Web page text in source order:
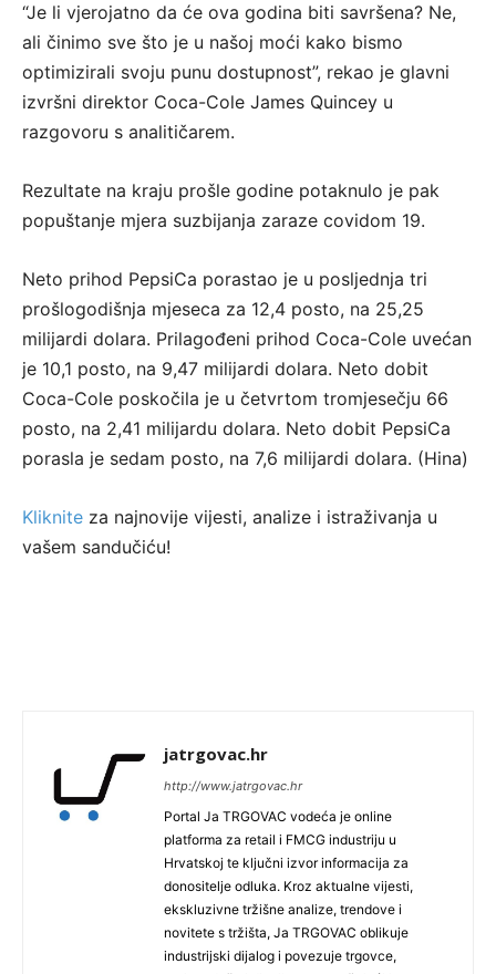
“Je li vjerojatno da će ova godina biti savršena? Ne,
ali činimo sve što je u našoj moći kako bismo
optimizirali svoju punu dostupnost”, rekao je glavni
izvršni direktor Coca-Cole James Quincey u
razgovoru s analitičarem.
Rezultate na kraju prošle godine potaknulo je pak
popuštanje mjera suzbijanja zaraze covidom 19.
Neto prihod PepsiCa porastao je u posljednja tri
prošlogodišnja mjeseca za 12,4 posto, na 25,25
milijardi dolara. Prilagođeni prihod Coca-Cole uvećan
je 10,1 posto, na 9,47 milijardi dolara. Neto dobit
Coca-Cole poskočila je u četvrtom tromjesečju 66
posto, na 2,41 milijardu dolara. Neto dobit PepsiCa
porasla je sedam posto, na 7,6 milijardi dolara. (Hina)
Kliknite za najnovije vijesti, analize i istraživanja u
vašem sandučiću!
jatrgovac.hr
http://www.jatrgovac.hr
Portal Ja TRGOVAC vodeća je online
platforma za retail i FMCG industriju u
Hrvatskoj te ključni izvor informacija za
donositelje odluka. Kroz aktualne vijesti,
ekskluzivne tržišne analize, trendove i
novitete s tržišta, Ja TRGOVAC oblikuje
industrijski dijalog i povezuje trgovce,